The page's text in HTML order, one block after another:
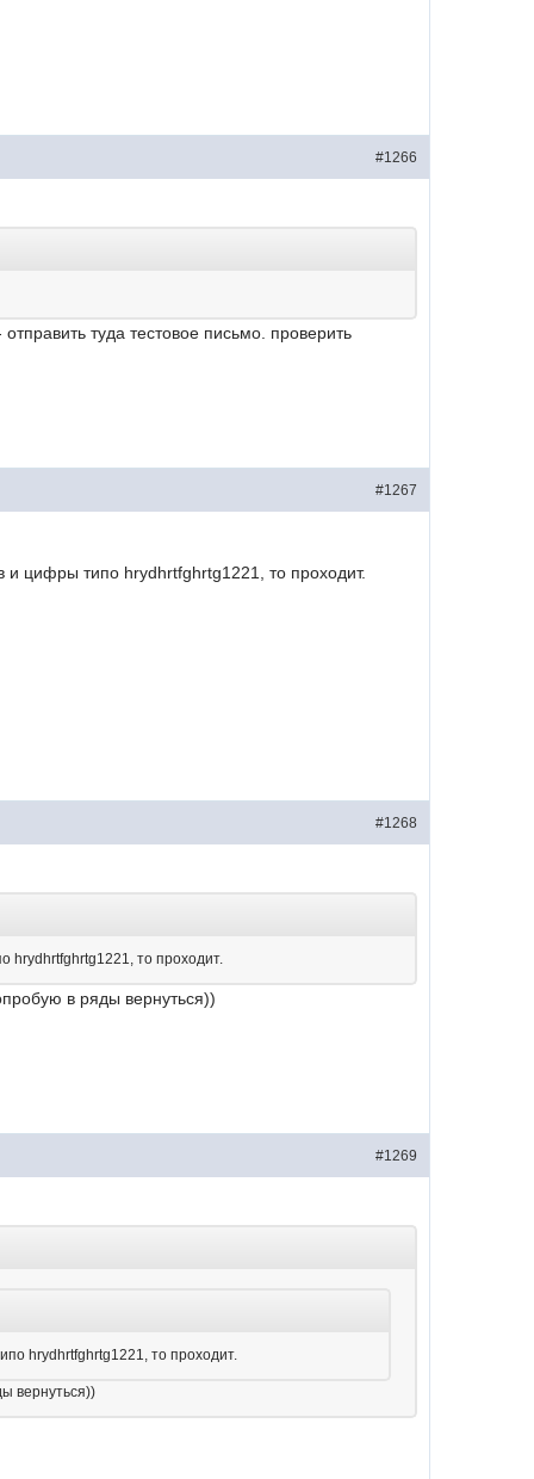
#1266
туда тестовое письмо. проверить
#1267
цифры типо hrydhrtfghrtg1221, то проходит.
#1268
hrydhrtfghrtg1221, то проходит.
в ряды вернуться))
#1269
hrydhrtfghrtg1221, то проходит.
вернуться))